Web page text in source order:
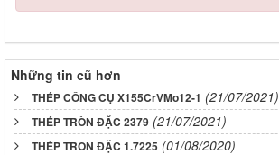
Những tin cũ hơn
THÉP CÔNG CỤ X155CrVMo12-1 (21/07/2021)
THÉP TRÒN ĐẶC 2379 (21/07/2021)
THÉP TRÒN ĐẶC 1.7225 (01/08/2020)